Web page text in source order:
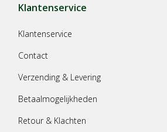
Klantenservice
Klantenservice
Contact
Verzending & Levering
Betaalmogelijkheden
Retour & Klachten